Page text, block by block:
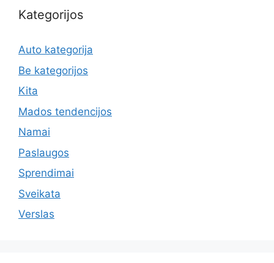
Kategorijos
Auto kategorija
Be kategorijos
Kita
Mados tendencijos
Namai
Paslaugos
Sprendimai
Sveikata
Verslas